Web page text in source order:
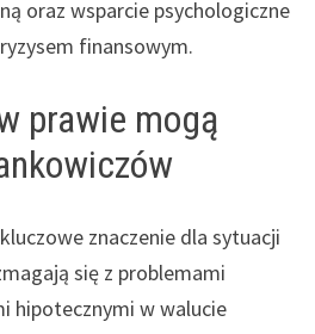
oraz wsparcie psychologiczne
finansowym.
prawie mogą
znaczenie dla sytuacji
się z problemami
hipotecznymi w walucie